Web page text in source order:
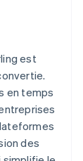
est
en temps
des